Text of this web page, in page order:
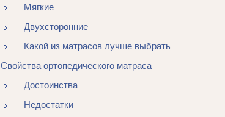
Мягкие
Двухсторонние
Какой из матрасов лучше выбрать
Свойства ортопедического матраса
Достоинства
Недостатки